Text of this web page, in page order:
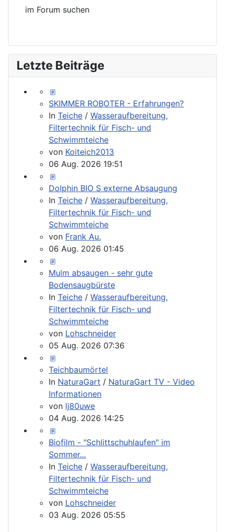
Letzte Beiträge
SKIMMER ROBOTER - Erfahrungen?
In Teiche / Wasseraufbereitung,
Filtertechnik für Fisch- und
Schwimmteiche
von Koiteich2013
06 Aug. 2026 19:51
Dolphin BIO S externe Absaugung
In Teiche / Wasseraufbereitung,
Filtertechnik für Fisch- und
Schwimmteiche
von Frank Au.
06 Aug. 2026 01:45
Mulm absaugen - sehr gute
Bodensaugbürste
In Teiche / Wasseraufbereitung,
Filtertechnik für Fisch- und
Schwimmteiche
von Lohschneider
05 Aug. 2026 07:36
Teichbaumörtel
In NaturaGart / NaturaGart TV - Video
Informationen
von lj80uwe
04 Aug. 2026 14:25
Biofilm - "Schlittschuhlaufen" im
Sommer...
In Teiche / Wasseraufbereitung,
Filtertechnik für Fisch- und
Schwimmteiche
von Lohschneider
03 Aug. 2026 05:55